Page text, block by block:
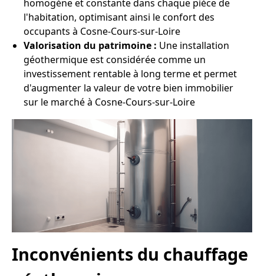
homogène et constante dans chaque pièce de
l'habitation, optimisant ainsi le confort des
occupants à Cosne-Cours-sur-Loire
Valorisation du patrimoine : Une installation
géothermique est considérée comme un
investissement rentable à long terme et permet
d'augmenter la valeur de votre bien immobilier
sur le marché à Cosne-Cours-sur-Loire
Inconvénients du chauffage